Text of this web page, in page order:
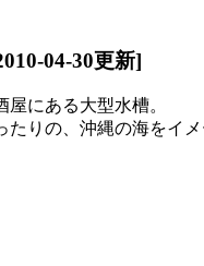
04-30更新]
にある大型水槽。
たりの、沖縄の海をイ